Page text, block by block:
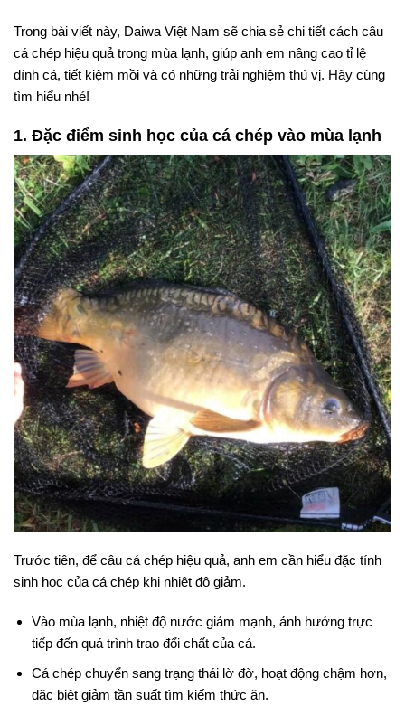
Trong bài viết này, Daiwa Việt Nam sẽ chia sẻ chi tiết cách câu
cá chép hiệu quả trong mùa lạnh, giúp anh em nâng cao tỉ lệ
dính cá, tiết kiệm mồi và có những trải nghiệm thú vị. Hãy cùng
tìm hiểu nhé!
1. Đặc điểm sinh học của cá chép vào mùa lạnh
Trước tiên, để câu cá chép hiệu quả, anh em cần hiểu đặc tính
sinh học của cá chép khi nhiệt độ giảm.
Vào mùa lạnh, nhiệt độ nước giảm mạnh, ảnh hưởng trực
tiếp đến quá trình trao đổi chất của cá.
Cá chép chuyển sang trạng thái lờ đờ, hoạt động chậm hơn,
đặc biệt giảm tần suất tìm kiếm thức ăn.